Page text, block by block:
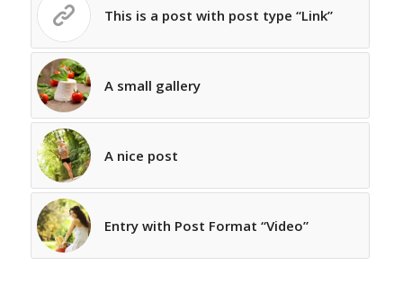
This is a post with post type “Link”
A small gallery
A nice post
Entry with Post Format “Video”